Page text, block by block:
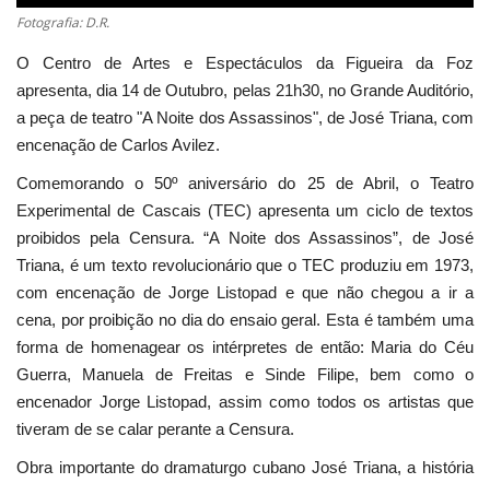
Fotografia: D.R.
O Centro de Artes e Espectáculos da Figueira da Foz
apresenta, dia 14 de Outubro, pelas 21h30, no Grande Auditório,
a peça de teatro "A Noite dos Assassinos", de José Triana, com
encenação de Carlos Avilez.
Comemorando o 50º aniversário do 25 de Abril, o Teatro
Experimental de Cascais (TEC) apresenta um ciclo de textos
proibidos pela Censura. “A Noite dos Assassinos”, de José
Triana, é um texto revolucionário que o TEC produziu em 1973,
com encenação de Jorge Listopad e que não chegou a ir a
cena, por proibição no dia do ensaio geral. Esta é também uma
forma de homenagear os intérpretes de então: Maria do Céu
Guerra, Manuela de Freitas e Sinde Filipe, bem como o
encenador Jorge Listopad, assim como todos os artistas que
tiveram de se calar perante a Censura.
Obra importante do dramaturgo cubano José Triana, a história